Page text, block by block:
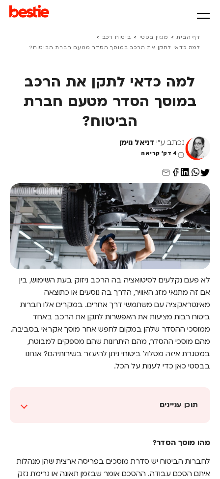
דף הבית > מגזין בסטי > ביטוח רכב >
למה כדאי לתקן את הרכב במוסך הסדר מטעם חברת הביטוח?
למה כדאי לתקן את הרכב
במוסך הסדר מטעם חברת
הביטוח?
נכתב ע"י דניאל נוימן
4 דק' קריאה
לא פעם נקלעים לסיטואציה בה הרכב ניזוק בעת השימוש, בין
אם זה מתנאי מזג האוויר, הדרך בה נוסעים או כתוצאה
מאינטראקציה עם משתמשי דרך אחרים. במקרים אלו חברות
ביטוח רבות מציעות את האפשרות לתקן את הרכב באחד
ממוסכי ההסדר שלהן במקום לחפש אחר מוסך אקראי בסביבה.
מהם מוסכי ההסדר, מהם היתרונות שהם מספקים למבוטח,
במסגרת איזה מסלול ביטוחי ניתן להיעזר בשירותיהם? אנחנו
בבסטי כאן כדי לענות על הכל.
תוכן עניינים
כל הצדדים מרוויחים
השוואת מחירי פוליסות עם מוסך הסדר
מהו מוסך הסדר?
לחברות הביטוח יש סדרת מוסכים בפריסה ארצית שהן מנהלות
איתם הסכם עבודה. ההסכם אומר שבזמן תאונה או גרימת נזק